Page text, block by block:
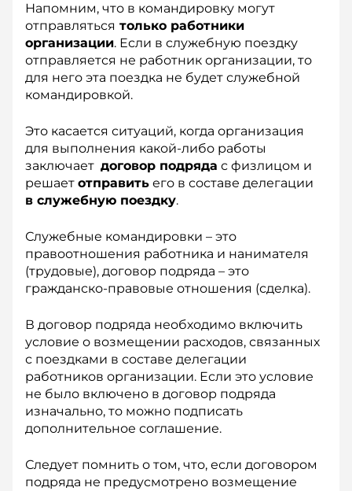
Напомним, что в командировку могут
отправляться только работники
организации. Если в служебную поездку
отправляется не работник организации, то
для него эта поездка не будет служебной
командировкой.
Это касается ситуаций, когда организация
для выполнения какой-либо работы
заключает договор подряда с физ­лицом и
решает отправить его в составе делегации
в служебную поездку.
Служебные командировки – это
правоотношения работника и нанимателя
(трудовые), договор подряда – это
гражданско-правовые отношения (сделка).
В договор подряда необходимо включить
условие о возмещении расходов, связанных
с поездками в составе делегации
работников организации. Если это условие
не было включено в договор подряда
изначально, то можно подписать
дополнительное соглашение.
Следует помнить о том, что, если договором
подряда не предусмотрено возмещение